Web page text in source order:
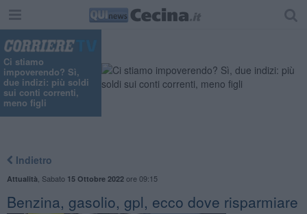
Ci stiamo
impoverendo? Sì,
due indizi: più soldi
sui conti correnti,
meno figli
Indietro
Attualità Sabato 15 Ottobre 2022ore 09:15
Benzina, gasolio, gpl, ecco dove risparmiare